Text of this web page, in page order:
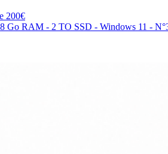
200€
Go RAM - 2 TO SSD - Windows 11 -